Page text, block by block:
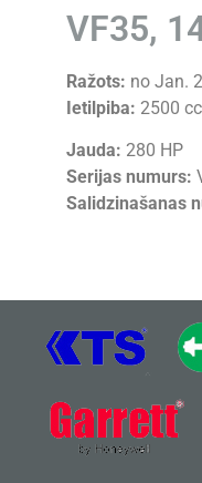
VF35,
Ražots: no Jan.
Ietilpiba: 2500
Jauda: 280 HP
Serijas numurs:
Salidzinašanas